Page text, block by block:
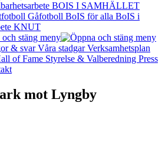
BOIS I SAMHÄLLET
Gåfotboll BoIS för alla BoIS i
KNUT
& svarVåra stadgarVerksamhetsplan
of Fame Styrelse & Valberedning Press
mot Lyngby